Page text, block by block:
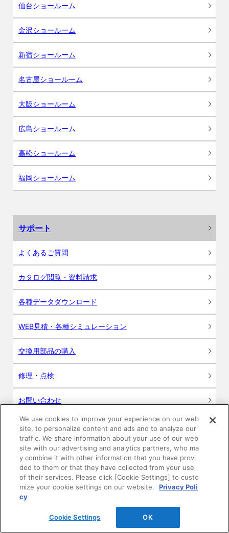
仙台ショールーム
金沢ショールーム
新宿ショールーム
名古屋ショールーム
大阪ショールーム
広島ショールーム
高松ショールーム
福岡ショールーム
サポート
よくあるご質問
カタログ閲覧・資料請求
各種データダウンロード
WEB見積・各種シミュレーション
交換用部品の購入
修理・点検
お問い合わせ
ログイン
建築・設計関係者様向けサイト
ユーザー登録サービス
WEB見積システム
収納プランニングソフト
We use cookies to improve your experience on our web
site, to personalize content and ads and to analyze our
traffic. We share information about your use of our web
site with our advertising and analytics partners, who ma
y combine it with other information that you have provi
ded to them or that they have collected from your use
of their services. Please click [Cookie Settings] to custo
mize your cookie settings on our website.
Privacy Poli
cy
Cookie Settings OK